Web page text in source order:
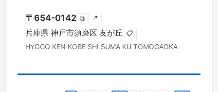
〒654-0142 ⧉ 📍
兵庫県 神戸市須磨区 友が丘 📋
HYOGO KEN KOBE SHI SUMA KU TOMOGAOKA